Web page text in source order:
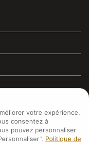
durable, de la
la biodiversité
votre expérience.
consentez à
pouvez personnaliser
Politique de